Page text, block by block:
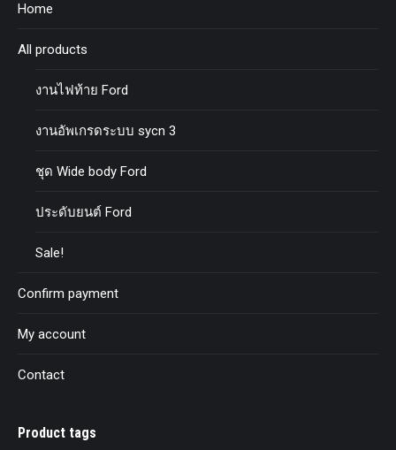
Home
All products
งานไฟท้าย Ford
งานอัพเกรดระบบ sycn 3
ชุด Wide body Ford
ประดับยนต์ Ford
Sale!
Confirm payment
My account
Contact
Product tags